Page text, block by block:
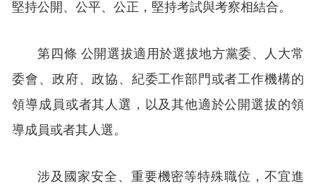
堅持公開、公平、公正，堅持考試與考察相結合。
第四條 公開選拔適用於選拔地方黨委、人大常
委會、政府、政協、紀委工作部門或者工作機構的
領導成員或者其人選，以及其他適於公開選拔的領
導成員或者其人選。
涉及國家安全、重要機密等特殊職位，不宜進